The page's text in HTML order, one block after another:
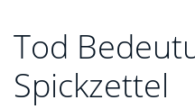
Tod
Spickzettel